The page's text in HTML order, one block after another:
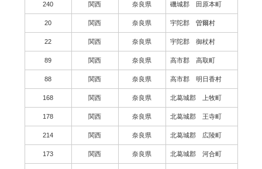
240 関西 奈良県 磯城郡 田原本町
20 関西 奈良県 宇陀郡 曽爾村
22 関西 奈良県 宇陀郡 御杖村
89 関西 奈良県 高市郡 高取町
88 関西 奈良県 高市郡 明日香村
168 関西 奈良県 北葛城郡 上牧町
178 関西 奈良県 北葛城郡 王寺町
214 関西 奈良県 北葛城郡 広陵町
173 関西 奈良県 北葛城郡 河合町